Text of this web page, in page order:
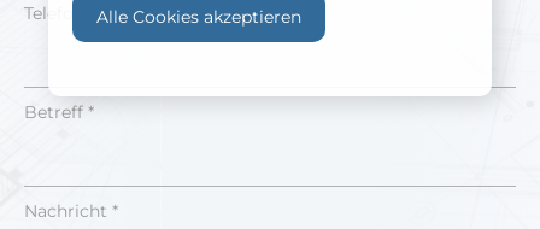
Telefonnummer
Betreff *
Nachricht *
Alle Cookies akzeptieren